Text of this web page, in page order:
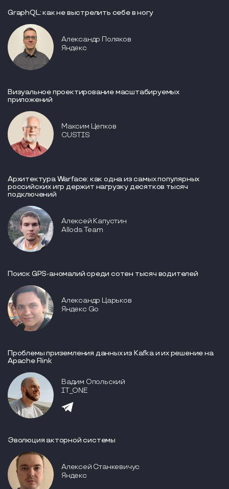
GraphQL: как не выстрелить себе в ногу
Александр Поляков
Яндекс
Визуальное проектирование масштабируемых
приложений
Максим Цепков
CUSTIS
Архитектура Warface: как одна из самых популярных
российских игр держит нагрузку десятков тысяч
подключений
Алексей Капустин
Allods Team
Поиск GPS-аномалий среди сотен тысяч водителей
Александр Царьков
Яндекс Go
Проблемы приземления данных из Kafka и их решение на
Apache Flink
Вадим Опольский
IT_ONE
Эволюция акторной системы
Алексей Станкевичус
Яндекс